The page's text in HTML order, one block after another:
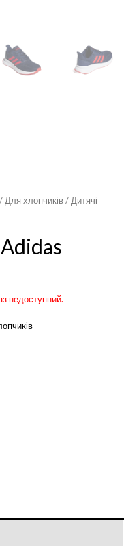
/ Для хлопчиків/ Дитячі
Adidas
недоступний.